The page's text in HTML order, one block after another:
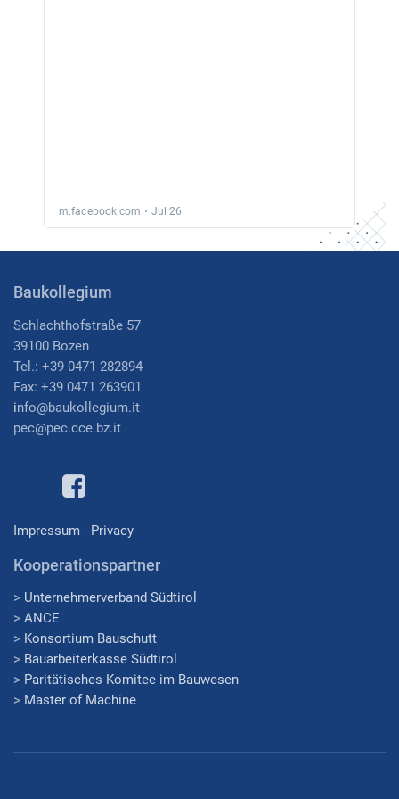
Baukollegium
Schlachthofstraße 57
39100 Bozen
Tel.: +39 0471 282894
Fax: +39 0471 263901
info@baukollegium.it
pec@pec.cce.bz.it
Impressum - Privacy
Kooperationspartner
> Unternehmerverband Südtirol
> ANCE
> Konsortium Bauschutt
> Bauarbeiterkasse Südtirol
> Paritätisches Komitee im Bauwesen
> Master of Machine